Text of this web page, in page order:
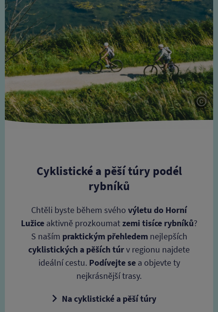
Cyklistické a pěší túry podél
rybníků
Chtěli byste během svého výletu do Horní
Lužiceaktivně prozkoumat zemi tisíce rybníků?
S naším praktickým přehledemnejlepších
cyklistických a pěších túrv regionu najdete
ideální cestu. Podívejte sea objevte ty
nejkrásnější trasy.
Na cyklistické a pěší túry